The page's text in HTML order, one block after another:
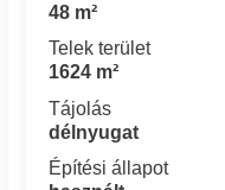
48 m²
Telek terület
1624 m²
Tájolás
délnyugat
Építési állapot